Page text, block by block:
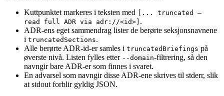
Kuttpunktet markeres i teksten med
[... truncated —
read full ADR via adr://<id>] .
ADR-ens eget sammendrag lister de berørte seksjonsnavnene
i truncatedSections.
Alle berørte ADR-id-er samles i truncatedBriefings på
øverste nivå. Listen fylles etter --domain-filtrering, så den
navngir bare ADR-er som finnes i svaret.
En advarsel som navngir disse ADR-ene skrives til stderr, slik
at stdout forblir gyldig JSON.